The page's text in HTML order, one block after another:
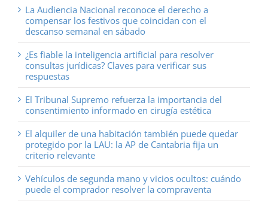
La Audiencia Nacional reconoce el derecho a
compensar los festivos que coincidan con el
descanso semanal en sábado
¿Es fiable la inteligencia artificial para resolver
consultas jurídicas? Claves para verificar sus
respuestas
El Tribunal Supremo refuerza la importancia del
consentimiento informado en cirugía estética
El alquiler de una habitación también puede quedar
protegido por la LAU: la AP de Cantabria fija un
criterio relevante
Vehículos de segunda mano y vicios ocultos: cuándo
puede el comprador resolver la compraventa